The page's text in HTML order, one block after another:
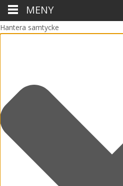
Hantera samtycke
MENY